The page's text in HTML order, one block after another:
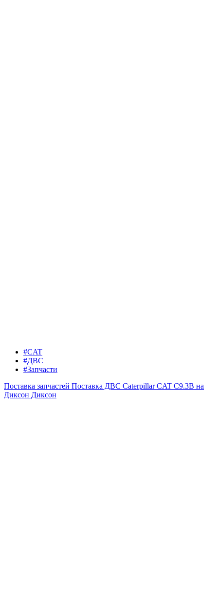
#CAT
#ДВС
#Запчасти
Поставка запчастей Поставка ДВС Caterpillar CAT C9.3B на
Диксон Диксон